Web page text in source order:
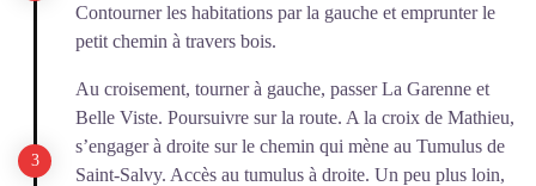
Contourner les habitations par la gauche et emprunter le
petit chemin à travers bois.
Au croisement, tourner à gauche, passer La Garenne et
Belle Viste. Poursuivre sur la route. A la croix de Mathieu,
s’engager à droite sur le chemin qui mène au Tumulus de
Saint-Salvy. Accès au tumulus à droite. Un peu plus loin,